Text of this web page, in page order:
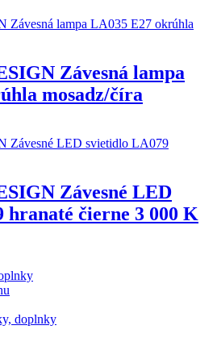
Závesná lampa
mosadz/číra
Závesné LED
hranaté čierne 3 000 K
doplnky